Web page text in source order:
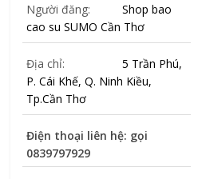
Người đăng:
Shop bao
cao su SUMO Cần Thơ
Địa chỉ:
5 Trần Phú,
P. Cái Khế, Q. Ninh Kiều,
Tp.Cần Thơ
Điện thoại liên hệ: gọi
0839797929